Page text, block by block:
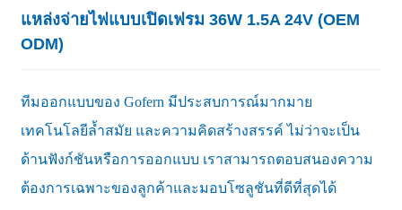
แหล่งจ่ายไฟแบบเปิดเฟรม 36W 1.5A 24V (OEM
ODM)
ทีมออกแบบของ Gofern มีประสบการณ์มากมาย
เทคโนโลยีล้ำสมัย และความคิดสร้างสรรค์ ไม่ว่าจะเป็น
ด้านฟังก์ชันหรือการออกแบบ เราสามารถตอบสนองความ
ต้องการเฉพาะของลูกค้าและมอบโซลูชันที่ดีที่สุดได้